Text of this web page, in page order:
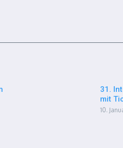
31.
mit
10.